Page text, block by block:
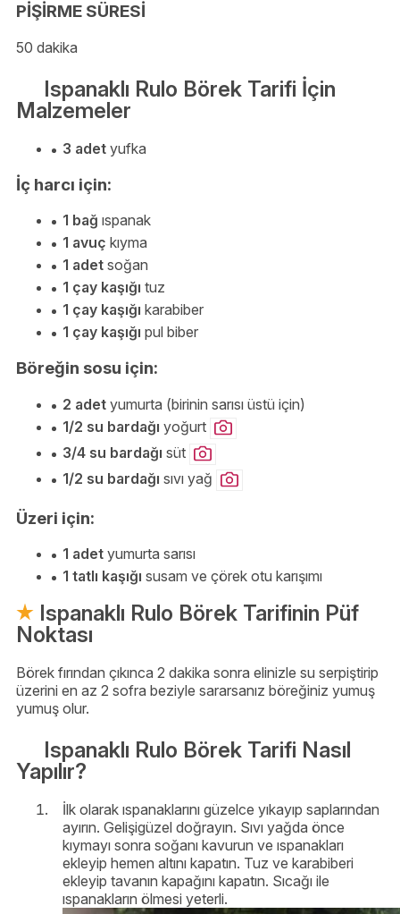
PİŞİRME SÜRESİ
50 dakika
Ispanaklı Rulo Börek Tarifi İçin
Malzemeler
3 adet yufka
İç harcı için:
1 bağ ıspanak
1 avuç kıyma
1 adet soğan
1 çay kaşığı tuz
1 çay kaşığı karabiber
1 çay kaşığı pul biber
Böreğin sosu için:
2 adet yumurta (birinin sarısı üstü için)
1/2 su bardağı yoğurt
3/4 su bardağı süt
1/2 su bardağı sıvı yağ
Üzeri için:
1 adet yumurta sarısı
1 tatlı kaşığı susam ve çörek otu karışımı
Ispanaklı Rulo Börek Tarifinin Püf
Noktası
Börek fırından çıkınca 2 dakika sonra elinizle su serpiştirip
üzerini en az 2 sofra beziyle sararsanız böreğiniz yumuş
yumuş olur.
Ispanaklı Rulo Börek Tarifi Nasıl
Yapılır?
İlk olarak ıspanaklarını güzelce yıkayıp saplarından
ayırın. Gelişigüzel doğrayın. Sıvı yağda önce
kıymayı sonra soğanı kavurun ve ıspanakları
ekleyip hemen altını kapatın. Tuz ve karabiberi
ekleyip tavanın kapağını kapatın. Sıcağı ile
ıspanakların ölmesi yeterli.